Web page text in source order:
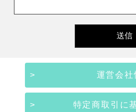
運営会社
特定商取引に